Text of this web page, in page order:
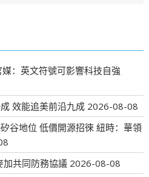
：英文符號可影響科技自強
效能追美前沿九成 2026-08-08
谷地位 低價開源招徠 紐時：華領
加共同防務協議 2026-08-08